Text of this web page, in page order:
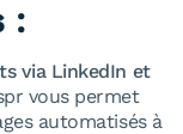
:
via LinkedIn et
vous permet
automatisés à